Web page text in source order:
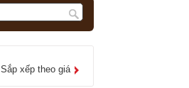
Sắp xếp theo giá